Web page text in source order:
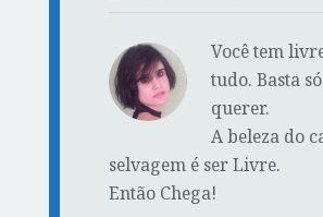
Você tem
tudo. Basta
querer.
A beleza do
selvagem é ser Livre.
Então Chega!